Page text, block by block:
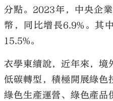
分點。2023年，中央企
幣，同比增長6.9%。其
15.5%。
衣學東續說，近年來，境
低碳轉型，積極開展綠色
綠色生產運營、綠色產品